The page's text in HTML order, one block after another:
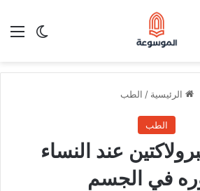
الوضع
الرئيسية / الطب
الطب
عند النساء
في الجسم